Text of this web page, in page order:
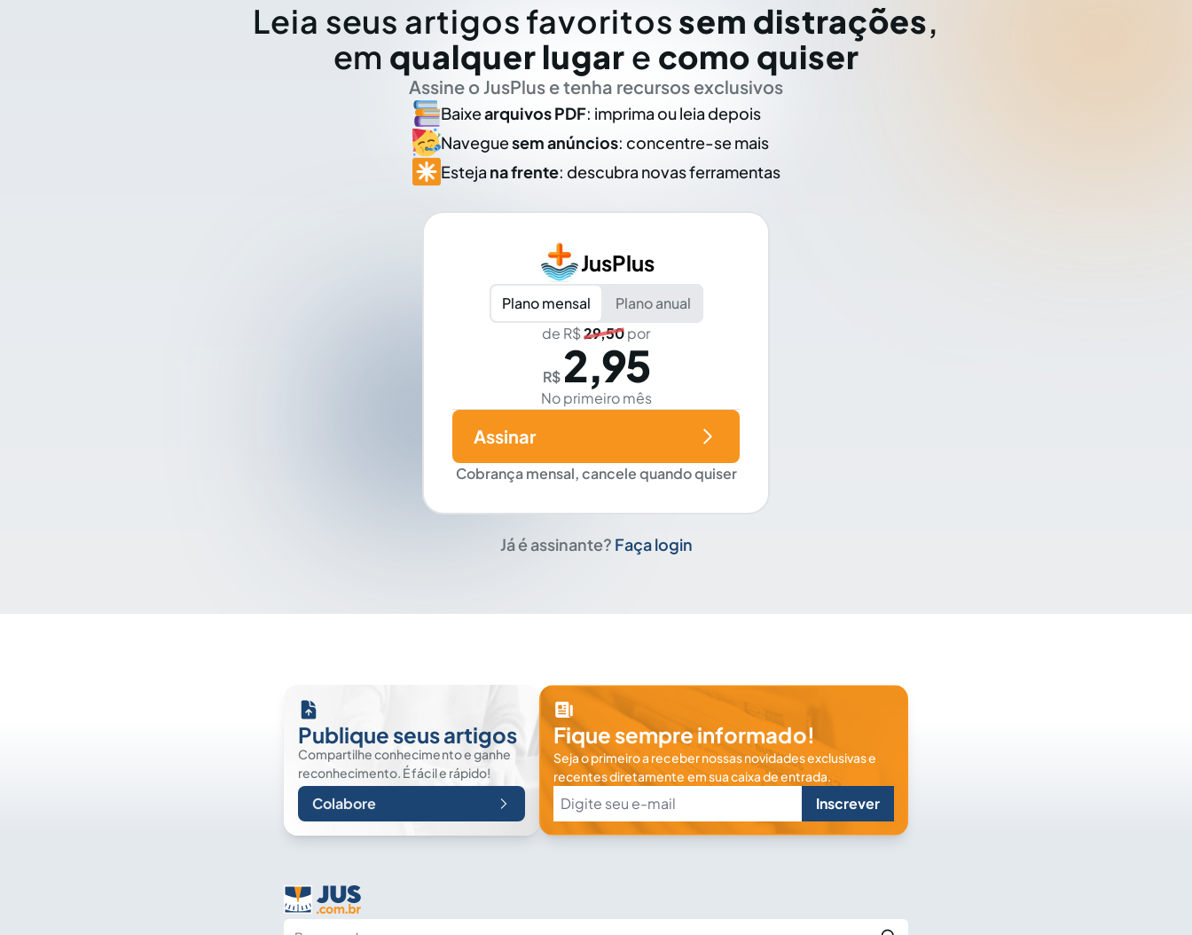
Leia seus artigos favoritos sem distrações,
em qualquer lugar e como quiser
Assine o JusPlus e tenha recursos exclusivos
Baixearquivos PDF: imprima ou leia depois
Naveguesem anúncios: concentre-se mais
Esteja na frente: descubra novas ferramentas
JusPlus
Plano mensal
Plano anual
de R$29,50por
R$ 2,95
No primeiro mês
Cobrança mensal, cancele quando quiser
Assinar
Já é assinante? Faça login
Publique seus artigos
Compartilhe conhecimento e ganhe
reconhecimento. É fácil e rápido!
Colabore
Fique sempre informado!
Seja o primeiro a receber nossas novidades exclusivas e
recentes diretamente em sua caixa de entrada.
Inscrever